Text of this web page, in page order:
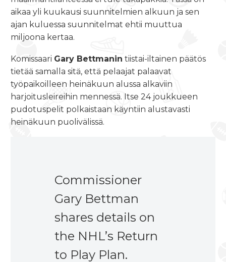
aikaa yli kuukausi suunnitelmien alkuun ja sen
ajan kuluessa suunnitelmat ehtii muuttua
miljoona kertaa.
Komissaari Gary Bettmanin tiistai-iltainen päätös
tietää samalla sitä, että pelaajat palaavat
työpaikoilleen heinäkuun alussa alkaviin
harjoitusleireihin mennessä. Itse 24 joukkueen
pudotuspelit polkaistaan käyntiin alustavasti
heinäkuun puolivälissä.
Commissioner
Gary Bettman
shares details on
the NHL’s Return
to Play Plan.